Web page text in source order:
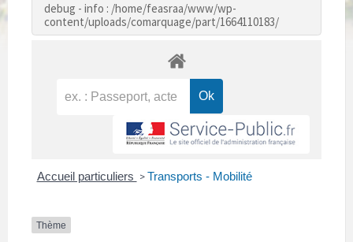
debug - info : /home/feasraa/www/wp-
content/uploads/comarquage/part/1664110183/
Accueil particuliers > Transports - Mobilité
Thème